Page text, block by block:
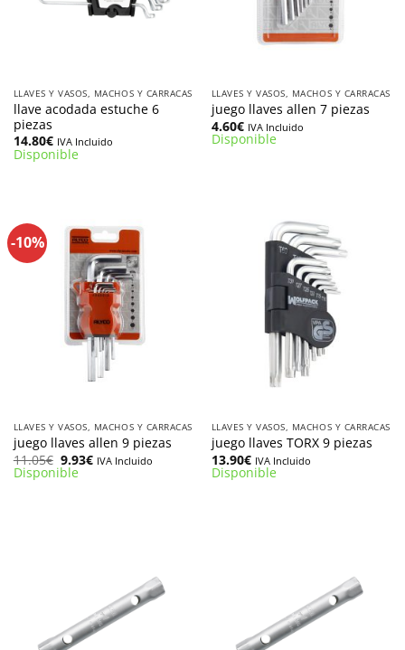
LLAVES Y VASOS, MACHOS Y CARRACAS
llave acodada estuche 6
piezas
14.80€ IVA Incluido
Disponible
LLAVES Y VASOS, MACHOS Y CARRACAS
juego llaves allen 7 piezas
4.60€ IVA Incluido
Disponible
-10%
LLAVES Y VASOS, MACHOS Y CARRACAS
juego llaves allen 9 piezas
11.05€ El
precio
original
9.93€El
precio
IVA Incluido
Disponible
LLAVES Y VASOS, MACHOS Y CARRACAS
juego llaves TORX 9 piezas
13.90€ IVA Incluido
Disponible